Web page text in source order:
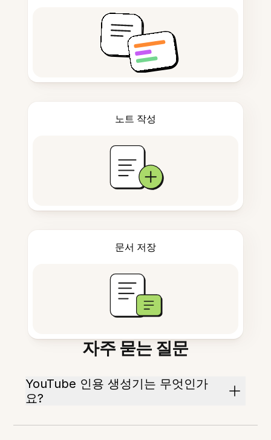
노트 작성
문서 저장
자주 묻는 질문
YouTube 인용 생성기는 무엇인가
요?